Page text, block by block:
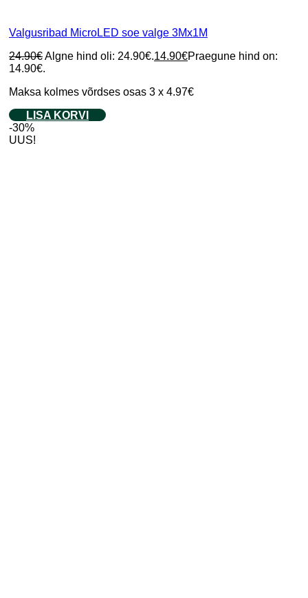
Valgusribad MicroLED soe valge 3Mx1M
24.90€Algne hind oli: 24.90€.14.90€Praegune hind on:
14.90€.
Maksa kolmes võrdses osas 3 x 4.97€
LISA KORVI
-30%
UUS!